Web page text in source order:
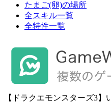
たまご(卵)の場所
全スキル一覧
全特性一覧
【ドラクエモンスターズ3